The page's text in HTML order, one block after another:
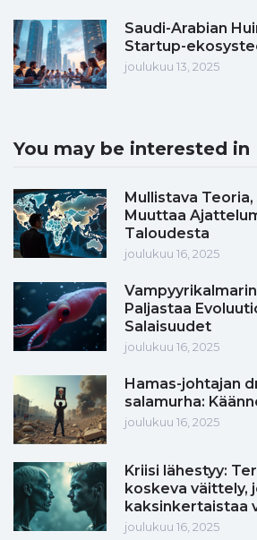
Saudi-Arabian
Startup-
joulukuu 13, 2025
You may be interested in
Mullistava
Muuttaa
Taloudesta
joulukuu 16, 2025
Paljastaa
Salaisuudet
joulukuu 16, 2025
Hamas-johtajan
salamurha:
joulukuu 16, 2025
Kriisi lähestyy:
koskeva väittely,
kaksinkertaistaa
joulukuu 16, 2025